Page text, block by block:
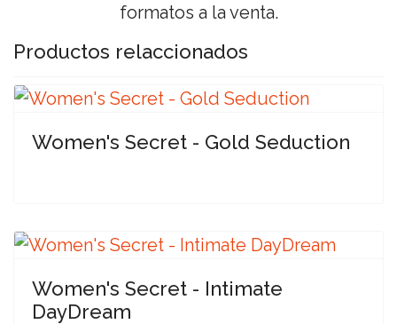
formatos a la venta.
Productos relaccionados
Women's Secret - Gold Seduction
Women's Secret - Intimate
DayDream